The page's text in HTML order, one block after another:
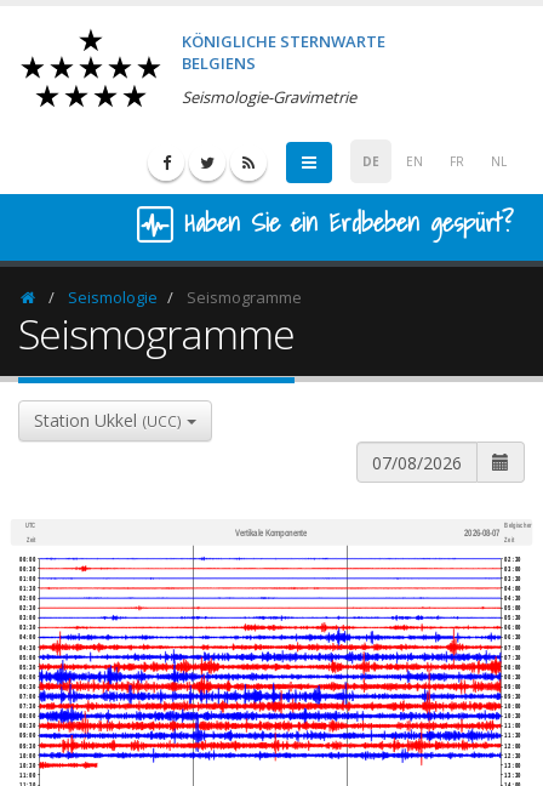
KÖNIGLICHE STERNWARTE
BELGIENS
Seismologie-Gravimetrie
DE EN FR NL
Haben Sie ein Erdbeben gespürt?
HomepageSeismologie Seismogramme
Seismogramme
Station Ukkel (UCC)
UTC
Zeit
Vertikale Komponente 2026-08-07
Belgischer
Zeit
00:00
00:30
01:00
01:30
02:00
02:30
03:00
03:30
04:00
04:30
05:00
05:30
06:00
06:30
07:00
07:30
08:00
08:30
09:00
09:30
10:00
10:30
11:00
02:30
03:00
03:30
04:00
04:30
05:00
05:30
06:00
06:30
07:00
07:30
08:00
08:30
09:00
09:30
10:00
10:30
11:00
11:30
12:00
12:30
13:00
13:30